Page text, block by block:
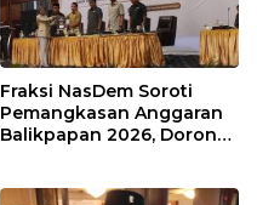
Fraksi NasDem Soroti
Pemangkasan Anggaran
Balikpapan 2026, Dorong